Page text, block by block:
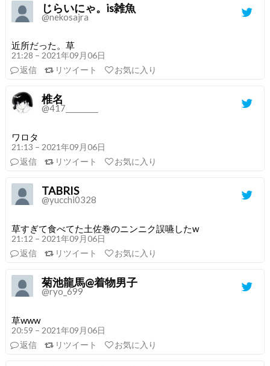
じらいにゃ。is雑魚
@nekosajra
近所だった。草
21:28 – 2021年09月06日
返信
リツイート お気に入り
椎名
@417_________
ワロタ
21:13 – 2021年09月06日
返信
リツイート お気に入り
TABRIS
@yucchi0328
草すぎて食べてた土佐巻のニンニク誤嚥したw
21:12 – 2021年09月06日
返信
リツイート お気に入り
菊池龍馬@着物男子
@ryo_699
草www
20:59 – 2021年09月06日
返信
リツイート お気に入り